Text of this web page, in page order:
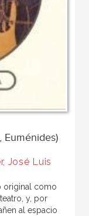
Euménides)
José Luis
original como
y, por
al espacio